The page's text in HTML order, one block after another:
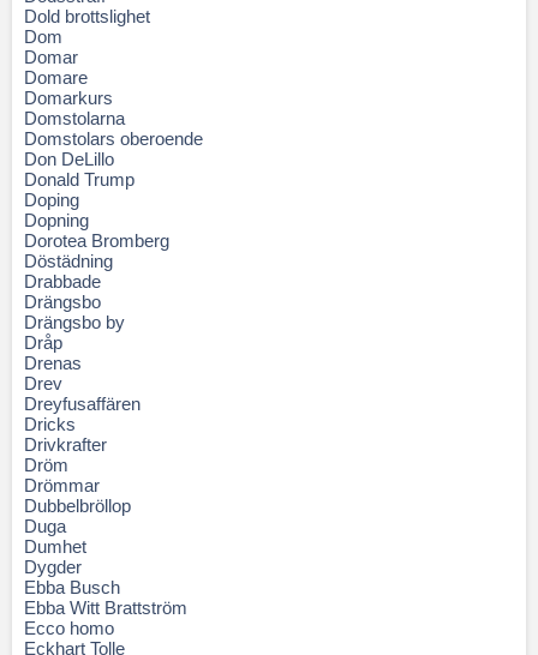
Dold brottslighet
Dom
Domar
Domare
Domarkurs
Domstolarna
Domstolars oberoende
Don DeLillo
Donald Trump
Doping
Dopning
Dorotea Bromberg
Döstädning
Drabbade
Drängsbo
Drängsbo by
Dråp
Drenas
Drev
Dreyfusaffären
Dricks
Drivkrafter
Dröm
Drömmar
Dubbelbröllop
Duga
Dumhet
Dygder
Ebba Busch
Ebba Witt Brattström
Ecco homo
Eckhart Tolle